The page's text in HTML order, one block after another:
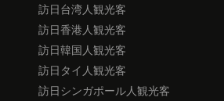
訪日台湾人観光客
訪日香港人観光客
訪日韓国人観光客
訪日タイ人観光客
訪日シンガポール人観光客